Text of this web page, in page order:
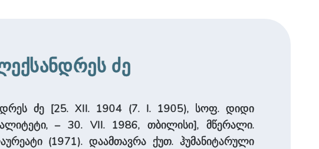
ძე
ძე [25. XII. 1904 (7. I. 1905), სოფ. დიდი
– 30. VII. 1986, თბილისი], მწერალი.
(1971). დაამთავრა ქუთ. ჰუმანიტარული